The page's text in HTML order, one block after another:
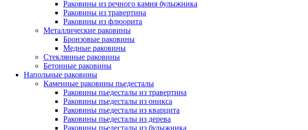
Раковины из речного камня булыжника
Раковины из травертина
Раковины из флюорита
Металлические раковины
Бронзовые раковины
Медные раковины
Стеклянные раковины
Бетонные раковины
Напольные раковины
Каменные раковины пьедесталы
Раковины пьедесталы из травертина
Раковины пьедесталы из оникса
Раковины пьедесталы из кварцита
Раковины пьедесталы из дерева
Раковины пьедесталы из булыжника